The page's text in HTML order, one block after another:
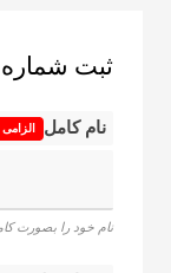
ثبت شماره
نام کامل الزامی
نام خود را بصورت